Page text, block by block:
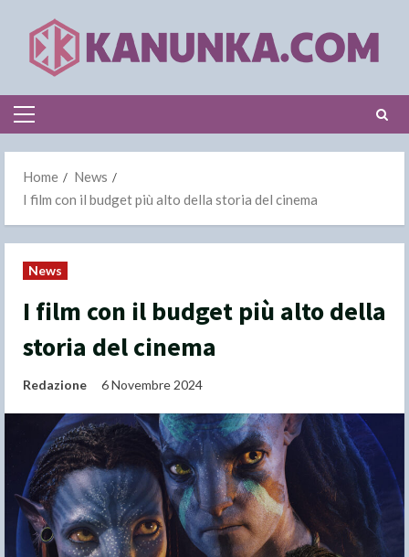
content
Primary
Home
News
I film con il budget più alto della storia del cinema
News
I film con il budget più alto della
storia del cinema
Redazione 6 Novembre 2024